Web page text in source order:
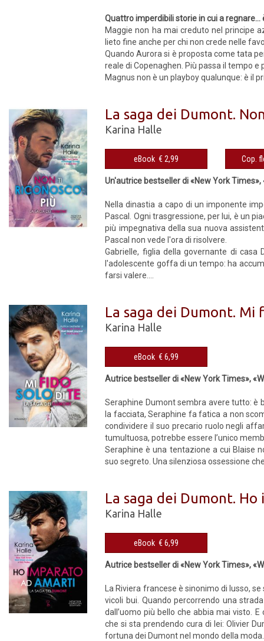
Quattro imperdibili storie in cui a regnare…
Maggie non ha mai creduto nel principe
lieto fine anche per chi non crede nelle
Quando Aurora si è proposta come tata
reale di Copenaghen. Più passa il tempo
Magnus non è un playboy qualunque: è il
La saga dei Dumont.
Karina Halle
eBook € 2,99
Un'autrice bestseller di «New York
Nella dinastia a capo di un imponente
Pascal. Ogni trasgressione, per lui, è un
più impegnativa della sua nuova
Pascal non vede l'ora di risolvere.
Gabrielle, figlia della governante di
l'adolescente goffa di un tempo: ha
farsi valere....
La saga dei Dumont. Mi
Karina Halle
eBook € 6,99
Autrice bestseller di «New York Times»,
Seraphine Dumont sembra avere tutto: è
la facciata, Seraphine fa fatica a non
condividere il suo precario ruolo negli
tumultuosa, potrebbe essere l’unico
Seraphine è una tentazione a cui Blaise
suo segreto. Una silenziosa ossessione
La saga dei Dumont.
Karina Halle
eBook € 6,99
Autrice bestseller di «New York Times»,
La Riviera francese è sinonimo di lusso,
vicoli bui. Quando percorrendo una
dall’uomo più bello che abbia mai visto.
che si sta prendendo cura di lei: Olivier
fortuna dei Dumont nel mondo della moda.